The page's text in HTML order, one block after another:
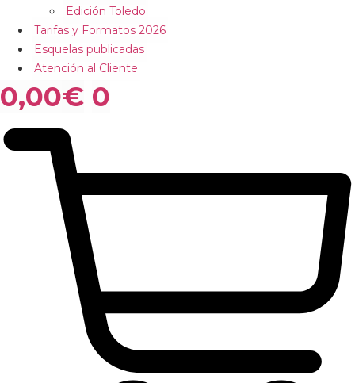
Edición Toledo
Tarifas y Formatos 2026
Esquelas publicadas
Atención al Cliente
0,00€ 0